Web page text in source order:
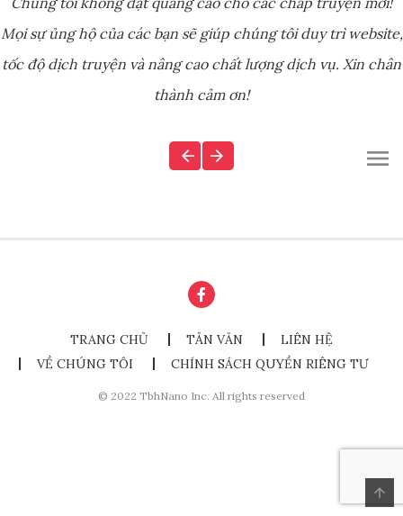
Mọi sự ủng hộ của các bạn sẽ giúp chúng tôi duy trì website,
tốc độ dịch truyện và nâng cao chất lượng dịch vụ. Xin chân
thành cảm ơn!
TRANG CHỦ TẢN VĂN
LIÊN HỆ
VỀ CHÚNG TÔI
CHÍNH SÁCH QUYỀN RIÊNG TƯ
© 2022 TbhNano Inc. All rights reserved